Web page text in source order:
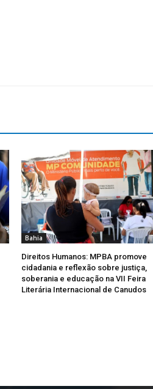
Bahia
Direitos Humanos: MPBA promove
cidadania e reflexão sobre justiça,
soberania e educação na VII Feira
Literária Internacional de Canudos